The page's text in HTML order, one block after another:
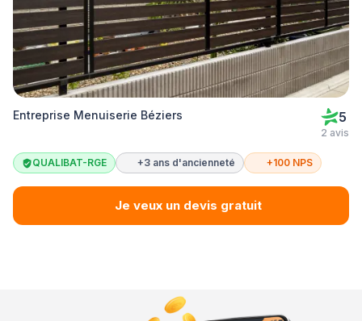
Entreprise Menuiserie Béziers 5
2 avis
QUALIBAT-RGE +3 ans d'ancienneté +100 NPS
Je veux un devis gratuit